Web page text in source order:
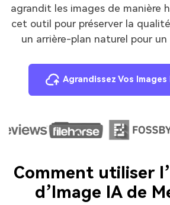
agrandit les images de manière
cet outil pour préserver la
un arrière-plan naturel pour
Agrandissez Vos
Comment utiliser
d’Image IA de